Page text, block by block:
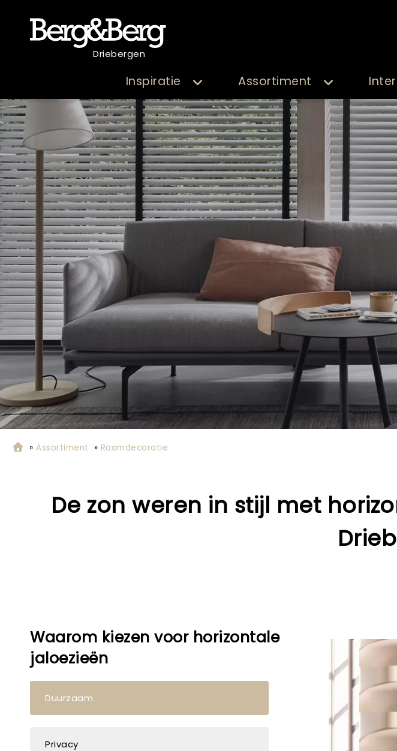
Driebergen
Inspiratie Assortiment
»Assortiment » Raamdecoratie
De zon weren in stijl met
Waarom kiezen voor horizontale
jaloezieën
Duurzaam
Privacy